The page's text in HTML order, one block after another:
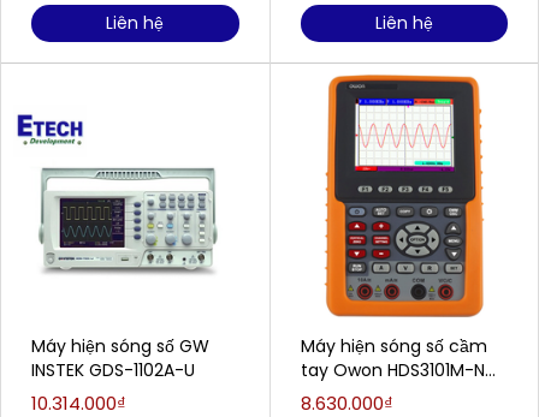
Liên hệ
Máy hiện sóng số GW
INSTEK GDS-1102A-U
10.314.000₫
Liên hệ
Máy hiện sóng số cầm
tay Owon HDS3101M-N
(100MHz, 1 kênh)
8.630.000₫